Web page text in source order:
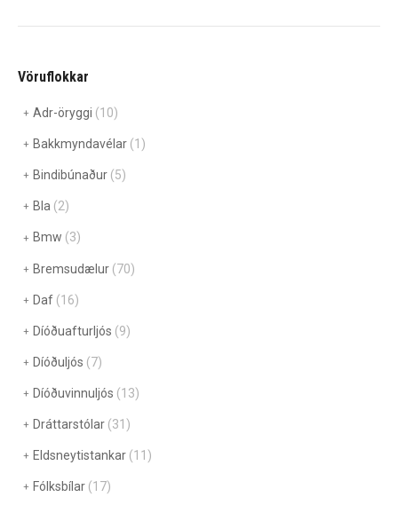
Vöruflokkar
Adr-öryggi (10)
Bakkmyndavélar (1)
Bindibúnaður (5)
Bla (2)
Bmw (3)
Bremsudælur (70)
Daf (16)
Díóðuafturljós (9)
Díóðuljós (7)
Díóðuvinnuljós (13)
Dráttarstólar (31)
Eldsneytistankar (11)
Fólksbílar (17)